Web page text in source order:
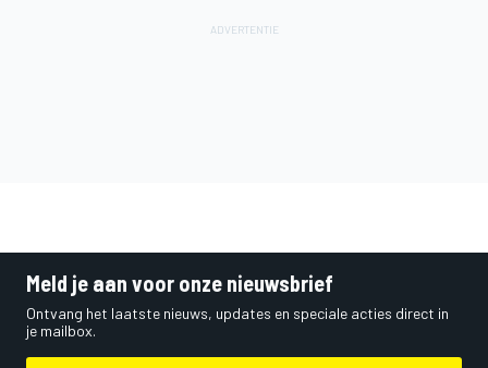
Meld je aan voor onze nieuwsbrief
Ontvang het laatste nieuws, updates en speciale acties direct in
je mailbox.